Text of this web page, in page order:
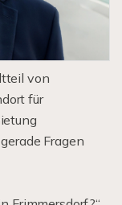
von
für
Fragen